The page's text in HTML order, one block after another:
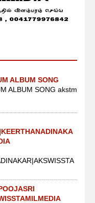
ALBUM SONG
ALBUM SONG akstm